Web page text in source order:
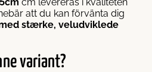
att du kan förvänta dig
stærke, veludviklede
variant?